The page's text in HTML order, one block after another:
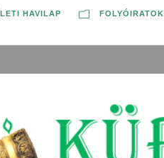
HAVILAP FOLYÓIRATOK